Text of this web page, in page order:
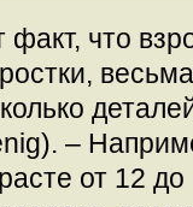
факт, что
–
от 12